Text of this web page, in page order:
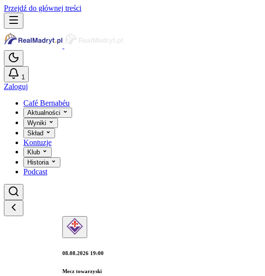
Przejdź do głównej treści
1
Zaloguj
Café Bernabéu
Aktualności
Wyniki
Skład
Kontuzje
Klub
Historia
Podcast
08.08.2026 19:00
Mecz towarzyski